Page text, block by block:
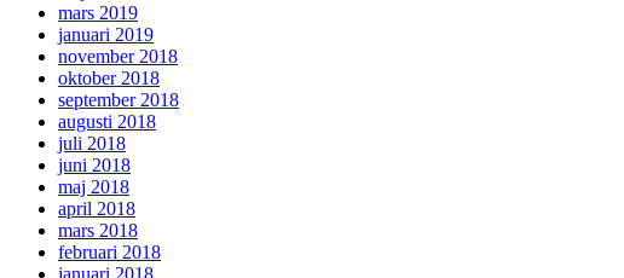
mars 2019
januari 2019
november 2018
oktober 2018
september 2018
augusti 2018
juli 2018
juni 2018
maj 2018
april 2018
mars 2018
februari 2018